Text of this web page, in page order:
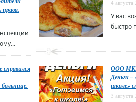
4 августа
У вас
быстро
справился
ООО
Деньги –
школе»
3 августа